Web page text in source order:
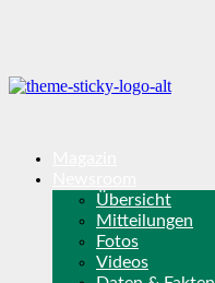
Übersicht
Mitteilungen
Fotos
Videos